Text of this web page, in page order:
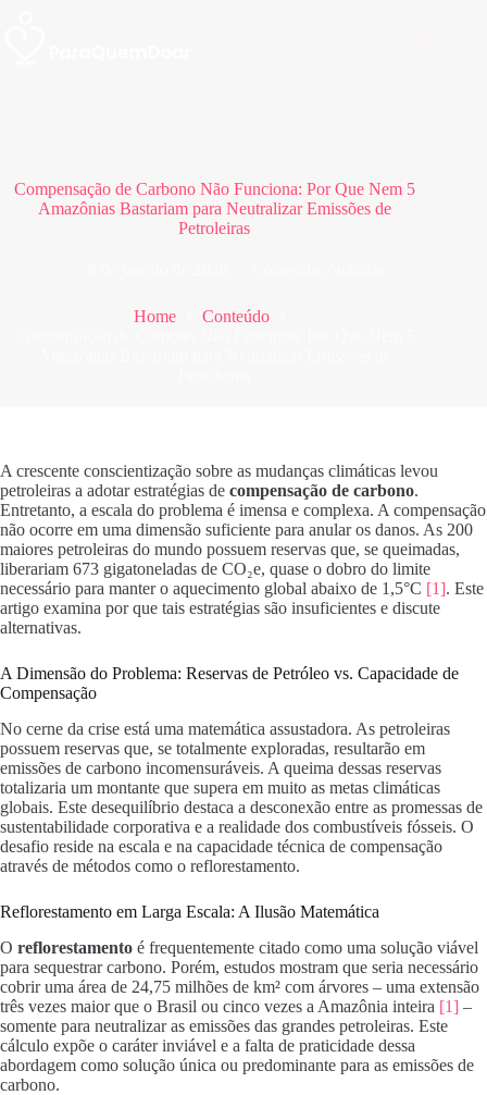
Compensação de Carbono Não Funciona: Por Que Nem 5
Amazônias Bastariam para Neutralizar Emissões de
Petroleiras
Home
Conteúdo
A crescente conscientização sobre as mudanças climáticas levou
petroleiras a adotar estratégias de compensação de carbono.
Entretanto, a escala do problema é imensa e complexa. A compensação
não ocorre em uma dimensão suficiente para anular os danos. As 200
maiores petroleiras do mundo possuem reservas que, se queimadas,
liberariam 673 gigatoneladas de CO₂e, quase o dobro do limite
necessário para manter o aquecimento global abaixo de 1,5°C [1]. Este
artigo examina por que tais estratégias são insuficientes e discute
alternativas.
A Dimensão do Problema: Reservas de Petróleo vs. Capacidade de
Compensação
No cerne da crise está uma matemática assustadora. As petroleiras
possuem reservas que, se totalmente exploradas, resultarão em
emissões de carbono incomensuráveis. A queima dessas reservas
totalizaria um montante que supera em muito as metas climáticas
globais. Este desequilíbrio destaca a desconexão entre as promessas de
sustentabilidade corporativa e a realidade dos combustíveis fósseis. O
desafio reside na escala e na capacidade técnica de compensação
através de métodos como o reflorestamento.
Reflorestamento em Larga Escala: A Ilusão Matemática
O reflorestamento é frequentemente citado como uma solução viável
para sequestrar carbono. Porém, estudos mostram que seria necessário
cobrir uma área de 24,75 milhões de km² com árvores – uma extensão
três vezes maior que o Brasil ou cinco vezes a Amazônia inteira [1] –
somente para neutralizar as emissões das grandes petroleiras. Este
cálculo expõe o caráter inviável e a falta de praticidade dessa
abordagem como solução única ou predominante para as emissões de
carbono.